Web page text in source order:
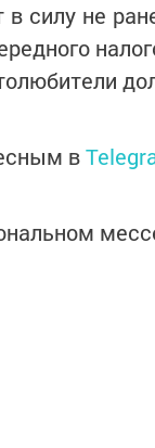
в силу не
в